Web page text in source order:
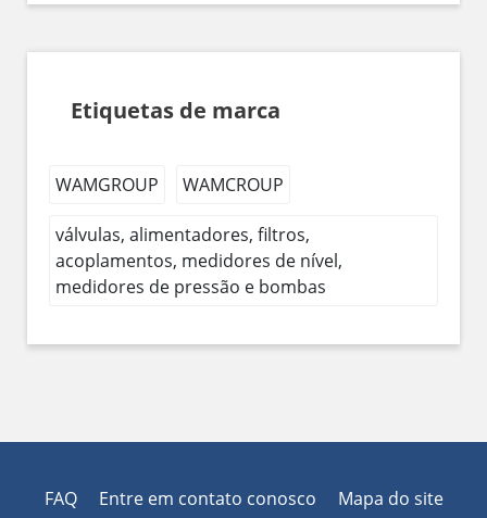
Etiquetas de marca
WAMGROUP WAMCROUP
válvulas, alimentadores, filtros,
acoplamentos, medidores de nível,
medidores de pressão e bombas
FAQ Entre em contato conosco Mapa do site